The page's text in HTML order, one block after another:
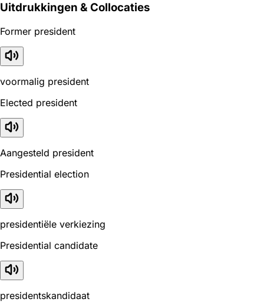
Uitdrukkingen & Collocaties
Former president
voormalig president
Elected president
Aangesteld president
Presidential election
presidentiële verkiezing
Presidential candidate
presidentskandidaat